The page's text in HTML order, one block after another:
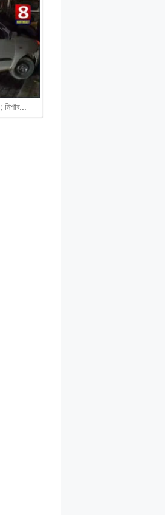
নিশাৰ…